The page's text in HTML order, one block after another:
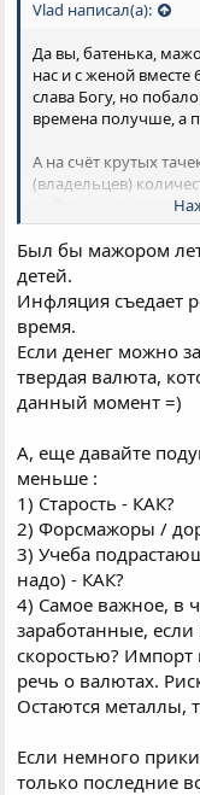
Vlad написал(а):
Да вы, батенька,
нас и с женой вместе
слава Богу, но
времена получше, а
А на счёт крутых
(владельцев)
выйдешь на
мне известно, на
никому не
государственное
берега и молочные
дома и тачки могут
благополучия. Для
Был бы мажором
детей.
Инфляция съедает
время.
Если денег можно
твердая валюта,
данный момент =)
А, еще давайте
меньше :
1) Старость - КАК?
2) Форсмажоры /
3) Учеба
надо) - КАК?
4) Самое важное, в
заработанные,
скоростью?
речь о валютах.
Остаются металлы,
Если немного
только последние